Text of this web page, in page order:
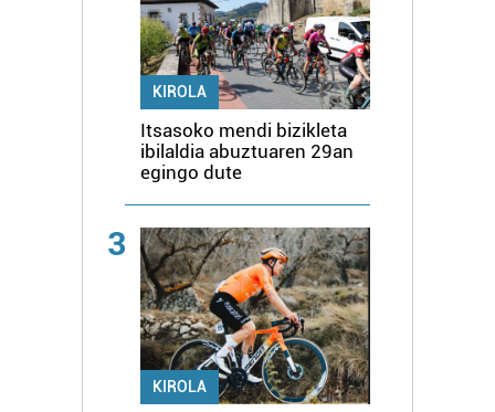
KIROLA
Itsasoko mendi bizikleta
ibilaldia abuztuaren 29an
egingo dute
3
KIROLA